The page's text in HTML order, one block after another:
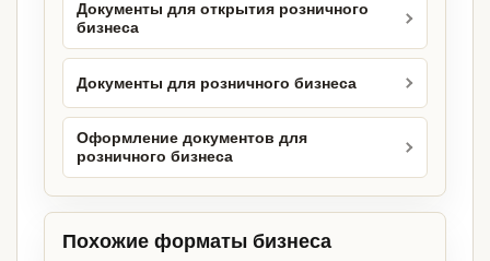
Документы для открытия розничного
бизнеса
Документы для розничного бизнеса
Оформление документов для
розничного бизнеса
Похожие форматы бизнеса